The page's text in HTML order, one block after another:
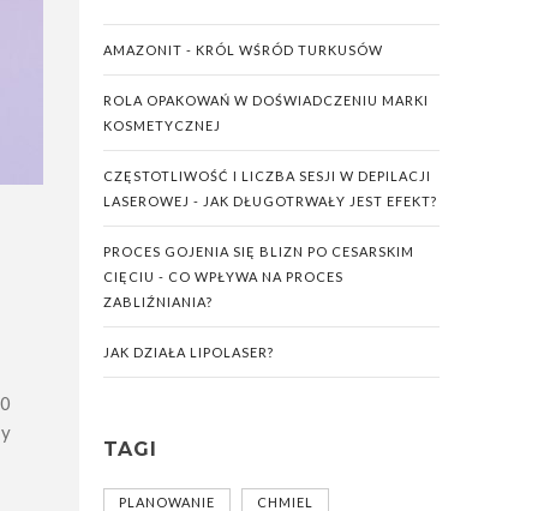
AMAZONIT - KRÓL WŚRÓD TURKUSÓW
ROLA OPAKOWAŃ W DOŚWIADCZENIU MARKI
KOSMETYCZNEJ
CZĘSTOTLIWOŚĆ I LICZBA SESJI W DEPILACJI
LASEROWEJ - JAK DŁUGOTRWAŁY JEST EFEKT?
PROCES GOJENIA SIĘ BLIZN PO CESARSKIM
CIĘCIU - CO WPŁYWA NA PROCES
ZABLIŹNIANIA?
JAK DZIAŁA LIPOLASER?
TAGI
PLANOWANIE CHMIEL